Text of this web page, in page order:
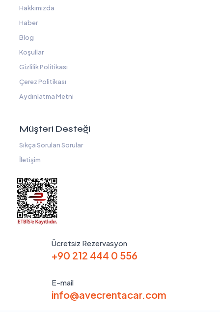
Hakkımızda
Haber
Blog
Koşullar
Gizlilik Politikası
Çerez Politikası
Aydınlatma Metni
Müşteri Desteği
Sıkça Sorulan Sorular
İletişim
Ücretsiz Rezervasyon
+90 212 444 0 556
E-mail
info@avecrentacar.com